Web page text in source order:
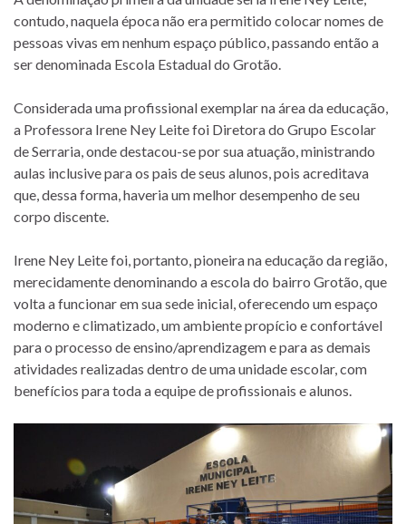
contudo, naquela época não era permitido colocar nomes de
pessoas vivas em nenhum espaço público, passando então a
ser denominada Escola Estadual do Grotão.
Considerada uma profissional exemplar na área da educação,
a Professora Irene Ney Leite foi Diretora do Grupo Escolar
de Serraria, onde destacou-se por sua atuação, ministrando
aulas inclusive para os pais de seus alunos, pois acreditava
que, dessa forma, haveria um melhor desempenho de seu
corpo discente.
Irene Ney Leite foi, portanto, pioneira na educação da região,
merecidamente denominando a escola do bairro Grotão, que
volta a funcionar em sua sede inicial, oferecendo um espaço
moderno e climatizado, um ambiente propício e confortável
para o processo de ensino/aprendizagem e para as demais
atividades realizadas dentro de uma unidade escolar, com
benefícios para toda a equipe de profissionais e alunos.